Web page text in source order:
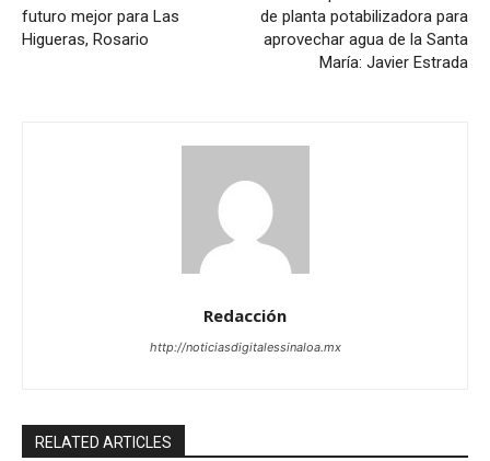
futuro mejor para Las
Higueras, Rosario
de planta potabilizadora para
aprovechar agua de la Santa
María: Javier Estrada
Redacción
http://noticiasdigitalessinaloa.mx
RELATED ARTICLES